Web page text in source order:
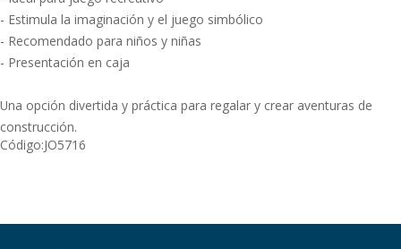
- Estimula la imaginación y el juego simbólico
- Recomendado para niños y niñas
- Presentación en caja
Una opción divertida y práctica para regalar y crear aventuras de
construcción.
Código:JO5716